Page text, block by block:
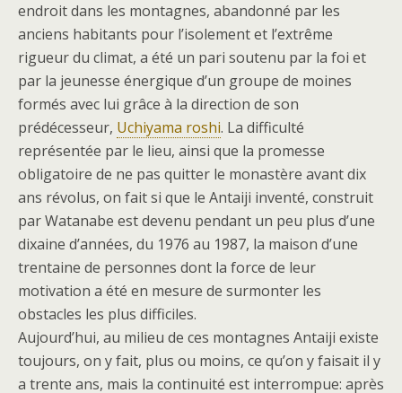
endroit dans les montagnes, abandonné par les
anciens habitants pour l’isolement et l’extrême
rigueur du climat, a été un pari soutenu par la foi et
par la jeunesse énergique d’un groupe de moines
formés avec lui grâce à la direction de son
prédécesseur, Uchiyama roshi. La difficulté
représentée par le lieu, ainsi que la promesse
obligatoire de ne pas quitter le monastère avant dix
ans révolus, on fait si que le Antaiji inventé, construit
par Watanabe est devenu pendant un peu plus d’une
dixaine d’années, du 1976 au 1987, la maison d’une
trentaine de personnes dont la force de leur
motivation a été en mesure de surmonter les
obstacles les plus difficiles.
Aujourd’hui, au milieu de ces montagnes Antaiji existe
toujours, on y fait, plus ou moins, ce qu’on y faisait il y
a trente ans, mais la continuité est interrompue: après